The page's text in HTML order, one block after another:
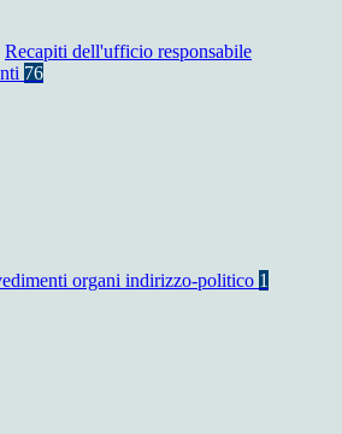
Recapiti dell'ufficio responsabile
76
organi indirizzo-politico 1